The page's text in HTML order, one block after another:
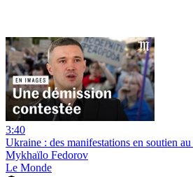
3:40
Ukraine : des manifestations en soutien
Mykhaïlo Fedorov
Le Monde